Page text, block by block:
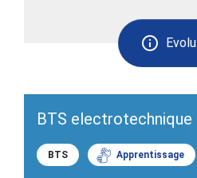
BTS electrotechnique
BTS Apprentissage